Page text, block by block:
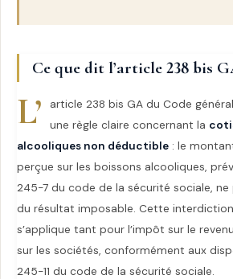
Ce que dit l’article 238 bis
L’
article 238 bis GA du Code
une règle claire concernant la
alcooliques non déductible : le
perçue sur les boissons alcooliques,
245-7 du code de la sécurité sociale,
du résultat imposable. Cette
s’applique tant pour l’impôt sur le
sur les sociétés, conformément aux
245-11 du code de la sécurité sociale.